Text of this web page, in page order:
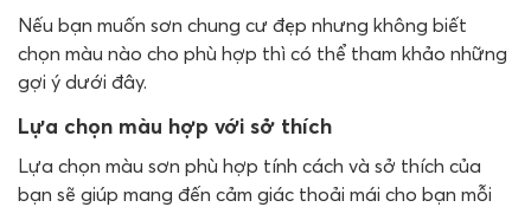
Nếu bạn muốn sơn chung cư đẹp nhưng không biết
chọn màu nào cho phù hợp thì có thể tham khảo những
gợi ý dưới đây.
Lựa chọn màu hợp với sở thích
Lựa chọn màu sơn phù hợp tính cách và sở thích của
bạn sẽ giúp mang đến cảm giác thoải mái cho bạn mỗi